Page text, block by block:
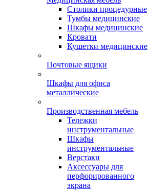
Столики процедурные
Тумбы медицинские
Шкафы медицинские
Кровати
Кушетки медицинские
Почтовые ящики
Шкафы для офиса
металлические
Производственная мебель
Тележки
инструментальные
Шкафы
инструментальные
Верстаки
Аксессуары для
перфорированного
экрана